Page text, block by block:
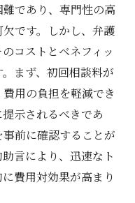
であり、専門性の高
です。しかし、弁護
コストとベネフィッ
まず、初回相談料が
用の負担を軽減でき
示されるべきであ
前に確認することが
言により、迅速なト
費用対効果が高まり